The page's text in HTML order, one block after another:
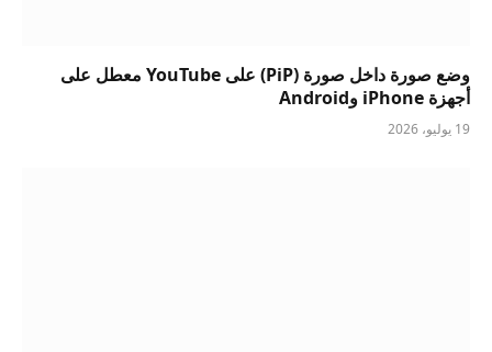
وضع صورة داخل صورة (PiP) على YouTube معطل على
أجهزة iPhone وAndroid
19 يوليو، 2026